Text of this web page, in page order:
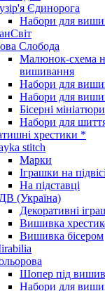
Єдинорога
Набори для
Слобода
Малюнок-схема
вишивання
Набори для
Набори для
Бісерні мініатюри
Набори для
хрестики *
stitch
Марки
Іграшки на підвісі
На підставці
(Україна)
Декоративні
Вишивка
Вишивка бісером
Шопер під
Набори для